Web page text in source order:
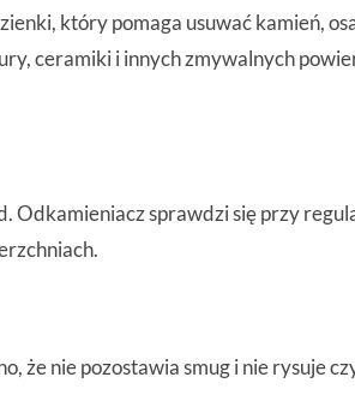
który pomaga usuwać kamień,
ceramiki i innych zmywalnych
Odkamieniacz sprawdzi się przy
że nie pozostawia smug i nie rysuje